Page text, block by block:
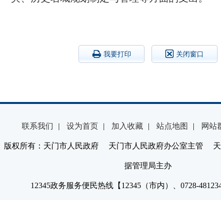
我要打印 关闭窗口
联系我们 | 设为首页 | 加入收藏 | 站点地图 | 网站
版权所有：天门市人民政府 天门市人民政府办公室主管 天
据管理局主办
12345政务服务便民热线【12345（市内）、0728-